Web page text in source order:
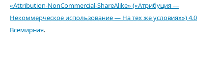
«Attribution-NonCommercial-ShareAlike» («Атрибуция —
Некоммерческое использование — На тех же условиях») 4.0
Всемирная.